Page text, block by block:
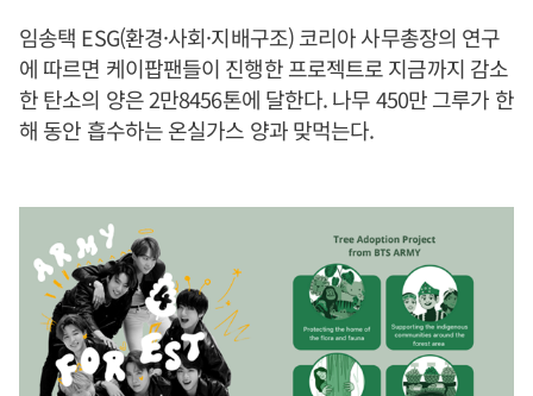
임송택 ESG(환경·사회·지배구조) 코리아 사무총장의 연구
에 따르면 케이팝팬들이 진행한 프로젝트로 지금까지 감소
한 탄소의 양은 2만8456톤에 달한다. 나무 450만 그루가 한
해 동안 흡수하는 온실가스 양과 맞먹는다.